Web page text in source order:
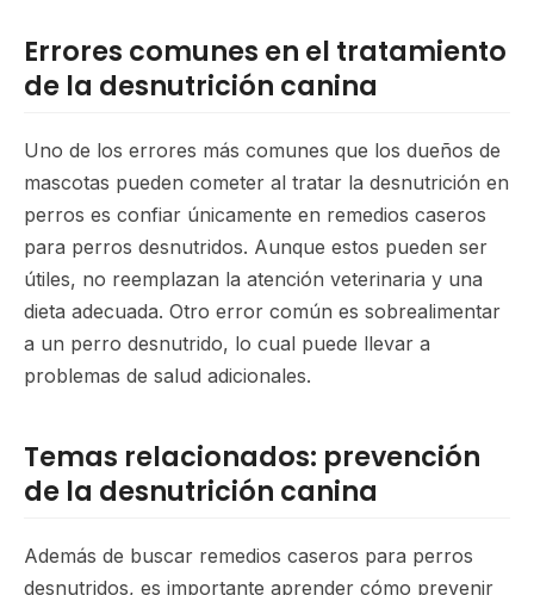
Errores comunes en el tratamiento
de la desnutrición canina
Uno de los errores más comunes que los dueños de
mascotas pueden cometer al tratar la desnutrición en
perros es confiar únicamente en remedios caseros
para perros desnutridos. Aunque estos pueden ser
útiles, no reemplazan la atención veterinaria y una
dieta adecuada. Otro error común es sobrealimentar
a un perro desnutrido, lo cual puede llevar a
problemas de salud adicionales.
Temas relacionados: prevención
de la desnutrición canina
Además de buscar remedios caseros para perros
desnutridos, es importante aprender cómo prevenir